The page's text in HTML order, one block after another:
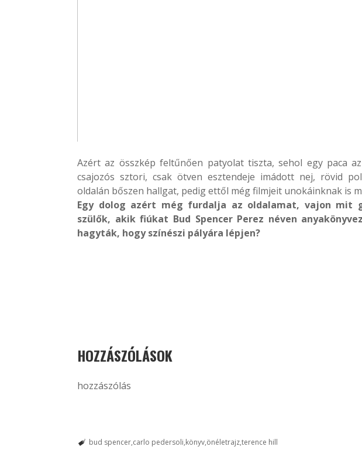
Azért az összkép feltűnően patyolat tiszta, sehol egy paca
csajozós sztori, csak ötven esztendeje imádott nej, rövid
oldalán bőszen hallgat, pedig ettől még filmjeit unokáinknak is
Egy dolog azért még furdalja az oldalamat, vajon mit
szülők, akik fiúkat Bud Spencer Perez néven
hagyták, hogy színészi pályára lépjen?
HOZZÁSZÓLÁSOK
hozzászólás
bud spencer carlo pedersoli könyv önéletrajzterence hill